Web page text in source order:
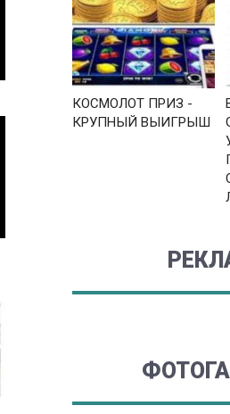
КОСМОЛОТ ПРИЗ -
КРУПНЫЙ ВЫИГРЫШ